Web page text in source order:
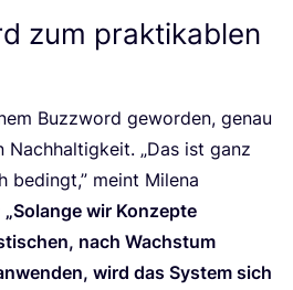
zum praktikablen
Buz­zword gewor­den, genau
Nach­hal­tig­keit. „Das ist ganz
bedingt,” meint Mile­na
„Solan­ge wir Kon­zep­te
nach Wachs­tum
wird das Sys­tem sich